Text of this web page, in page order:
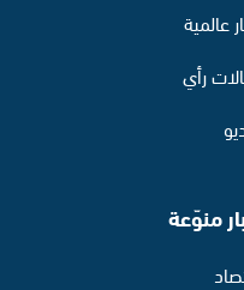
عالمية
رأي
منوّعة